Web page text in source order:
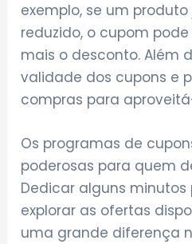
exemplo, se um
reduzido, o cupom
mais o desconto. Além
validade dos cupons e
compras para
Os programas de
poderosas para quem
Dedicar alguns
explorar as ofertas
uma grande diferença